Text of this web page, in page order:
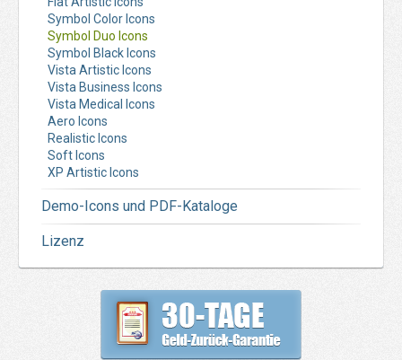
Symbol Color Icons
Symbol Duo Icons
Symbol Black Icons
Vista Artistic Icons
Vista Business Icons
Vista Medical Icons
Aero Icons
Realistic Icons
Soft Icons
XP Artistic Icons
Demo-Icons und PDF-Kataloge
Lizenz